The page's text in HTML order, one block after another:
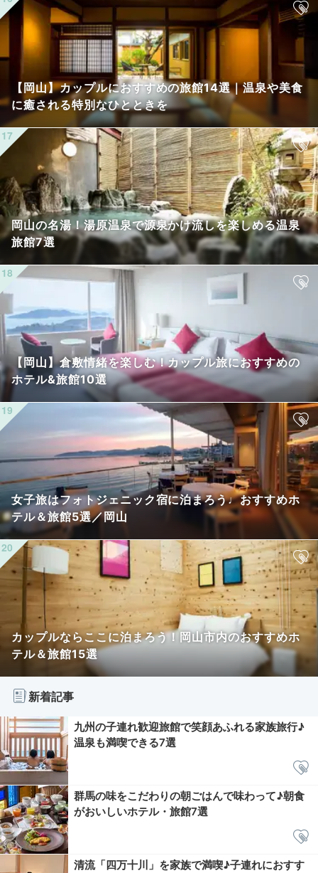
【岡山】カップルにおすすめの旅館14選｜温泉や美食
に癒される特別なひとときを
岡山の名湯！湯原温泉で源泉かけ流しを楽しめる温泉
旅館7選
【岡山】倉敷情緒を楽しむ！カップル旅におすすめの
ホテル&旅館10選
女子旅はフォトジェニック宿に泊まろう♩おすすめホ
テル＆旅館5選／岡山
カップルならここに泊まろう！岡山市内のおすすめホ
テル＆旅館15選
新着記事
九州の子連れ歓迎旅館で笑顔あふれる家族旅行♪
温泉も満喫できる7選
群馬の味をこだわりの朝ごはんで味わって♪朝食
がおいしいホテル・旅館7選
清流「四万十川」を家族で満喫♪子連れにおすす